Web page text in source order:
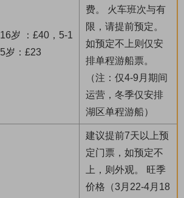
16岁 ：£40，5-1
5岁：£23
费。 火车班次与有
限，请提前预定。
如预定不上则仅安
排单程游船票。
（注：仅4-9月期间
运营，冬季仅安排
湖区单程游船）
建议提前7天以上预
定门票，如预定不
上，则外观。 旺季
价格（3月22-4月18